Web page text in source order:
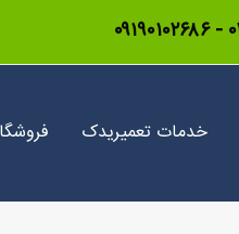
-۰۹۱۹۰۱۰۲۶۸۶
خدمات تعمیریدک